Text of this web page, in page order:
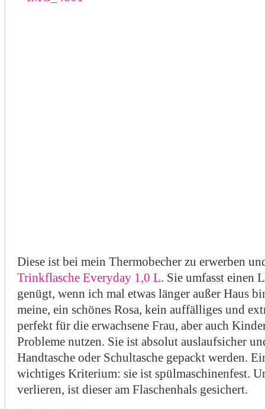
Diese ist bei mein Thermobecher zu erwerben
Trinkflasche Everyday 1,0 L. Sie umfasst einen
genügt, wenn ich mal etwas länger außer Haus
meine, ein schönes Rosa, kein auffälliges und
perfekt für die erwachsene Frau, aber auch
Probleme nutzen. Sie ist absolut auslaufsicher
Handtasche oder Schultasche gepackt werden.
wichtiges Kriterium: sie ist spülmaschinenfest.
verlieren, ist dieser am Flaschenhals gesichert.